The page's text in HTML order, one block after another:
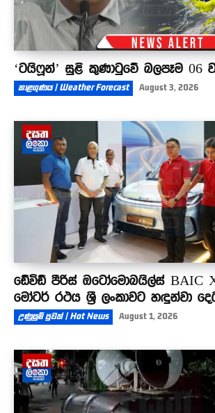
‘ටයිෆූන්’ සුළි කුණාටුවේ බලපෑම 06
කාළගුණය | Weather Forecast August 3, 2026
ඩේවිඩ් පීරිස් ඔටෝමොබයිල්ස් BAIC
මෝටර් රථය ශ්‍රී ලංකාවට හඳුන්වා
උණුසුම් පුවත් | Hot News August 1, 2026